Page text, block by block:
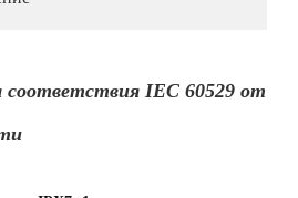
IEC 60529 от